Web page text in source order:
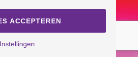
ACCEPTEREN
Instellingen